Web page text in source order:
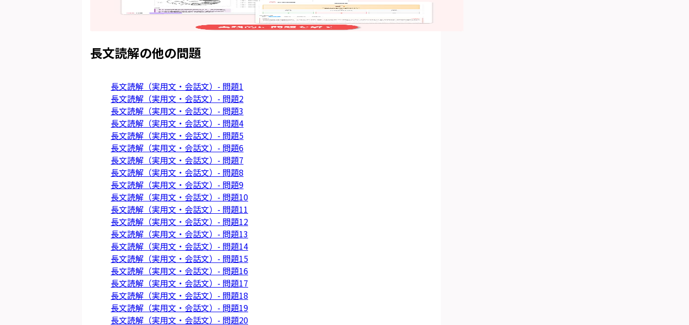
長文読解の他の問題
長文読解（実用文・会話文）- 問題1
長文読解（実用文・会話文）- 問題2
長文読解（実用文・会話文）- 問題3
長文読解（実用文・会話文）- 問題4
長文読解（実用文・会話文）- 問題5
長文読解（実用文・会話文）- 問題6
長文読解（実用文・会話文）- 問題7
長文読解（実用文・会話文）- 問題8
長文読解（実用文・会話文）- 問題9
長文読解（実用文・会話文）- 問題10
長文読解（実用文・会話文）- 問題11
長文読解（実用文・会話文）- 問題12
長文読解（実用文・会話文）- 問題13
長文読解（実用文・会話文）- 問題14
長文読解（実用文・会話文）- 問題15
長文読解（実用文・会話文）- 問題16
長文読解（実用文・会話文）- 問題17
長文読解（実用文・会話文）- 問題18
長文読解（実用文・会話文）- 問題19
長文読解（実用文・会話文）- 問題20